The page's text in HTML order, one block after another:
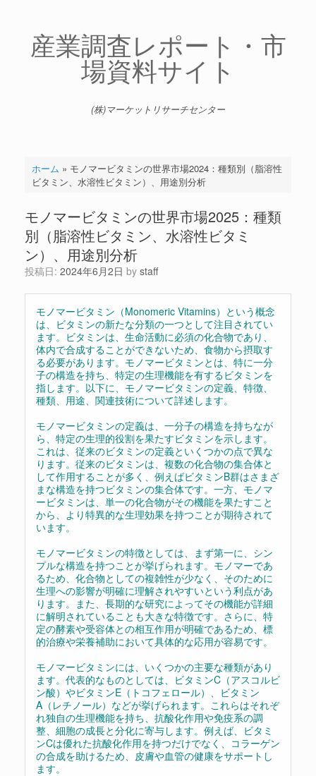
産業調査レポート・市
場資料サイト
(株)マーケットリサーチセンター
ホーム » モノマービタミンの世界市場2024：種類別（脂溶性
ビタミン、水溶性ビタミン）、用途別分析
モノマービタミンの世界市場2025：種類
別（脂溶性ビタミン、水溶性ビタミ
ン）、用途別分析
投稿日: 2024年6月2日 by staff
モノマービタミン（Monomeric Vitamins）という概念
は、ビタミンの新たな分類の一つとして注目されてい
ます。ビタミンは、生命活動に必須の化合物であり、
体内で合成することができないため、食物から摂取す
る必要があります。モノマービタミンとは、特に一分
子の構造を持ち、特定の生理機能を有するビタミンを
指します。以下に、モノマービタミンの定義、特徴、
種類、用途、関連技術について詳述します。
モノマービタミンの定義は、一分子の構造を持ちなが
ら、特定の生理的役割を果たすビタミンを示します。
これは、従来のビタミンの定義といくつかの点で異な
ります。従来のビタミンは、複数の化合物の集合体と
して作用することが多く、例えばビタミンB群はさまざ
まな構造を持つビタミンの集合体です。一方、モノマ
ービタミンは、単一の化合物がその機能を果たすこと
から、より特異的な生理効果を持つことが期待されて
います。
モノマービタミンの特徴としては、まず第一に、シン
プルな構造を持つことが挙げられます。モノマーであ
るため、化合物としての複雑性が少なく、そのために
生理への影響が明確に理解されやすいという利点があ
ります。また、長期的な研究によってその機能が詳細
に解明されていることも大きな特徴です。さらに、特
定の酵素や受容体との相互作用が明確であるため、標
的治療や栄養補助において具体的な応用が容易です。
モノマービタミンには、いくつかの主要な種類があり
ます。代表的なものとしては、ビタミンC（アスコルビ
ン酸）やビタミンE（トコフェロール）、ビタミン
A（レチノール）などが挙げられます。これらはそれぞ
れ独自の生理機能を持ち、抗酸化作用や免疫系の調
整、細胞の成長と分化に寄与します。例えば、ビタミ
ンCは優れた抗酸化作用を持つだけでなく、コラーゲン
の合成を助けるため、皮膚や血管の健康をサポートし
ます。